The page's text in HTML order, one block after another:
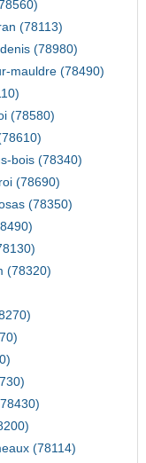
(78113)
(78980)
mauldre (78490)
(78580)
bois (78340)
(78690)
(78350)
(78320)
(78114)